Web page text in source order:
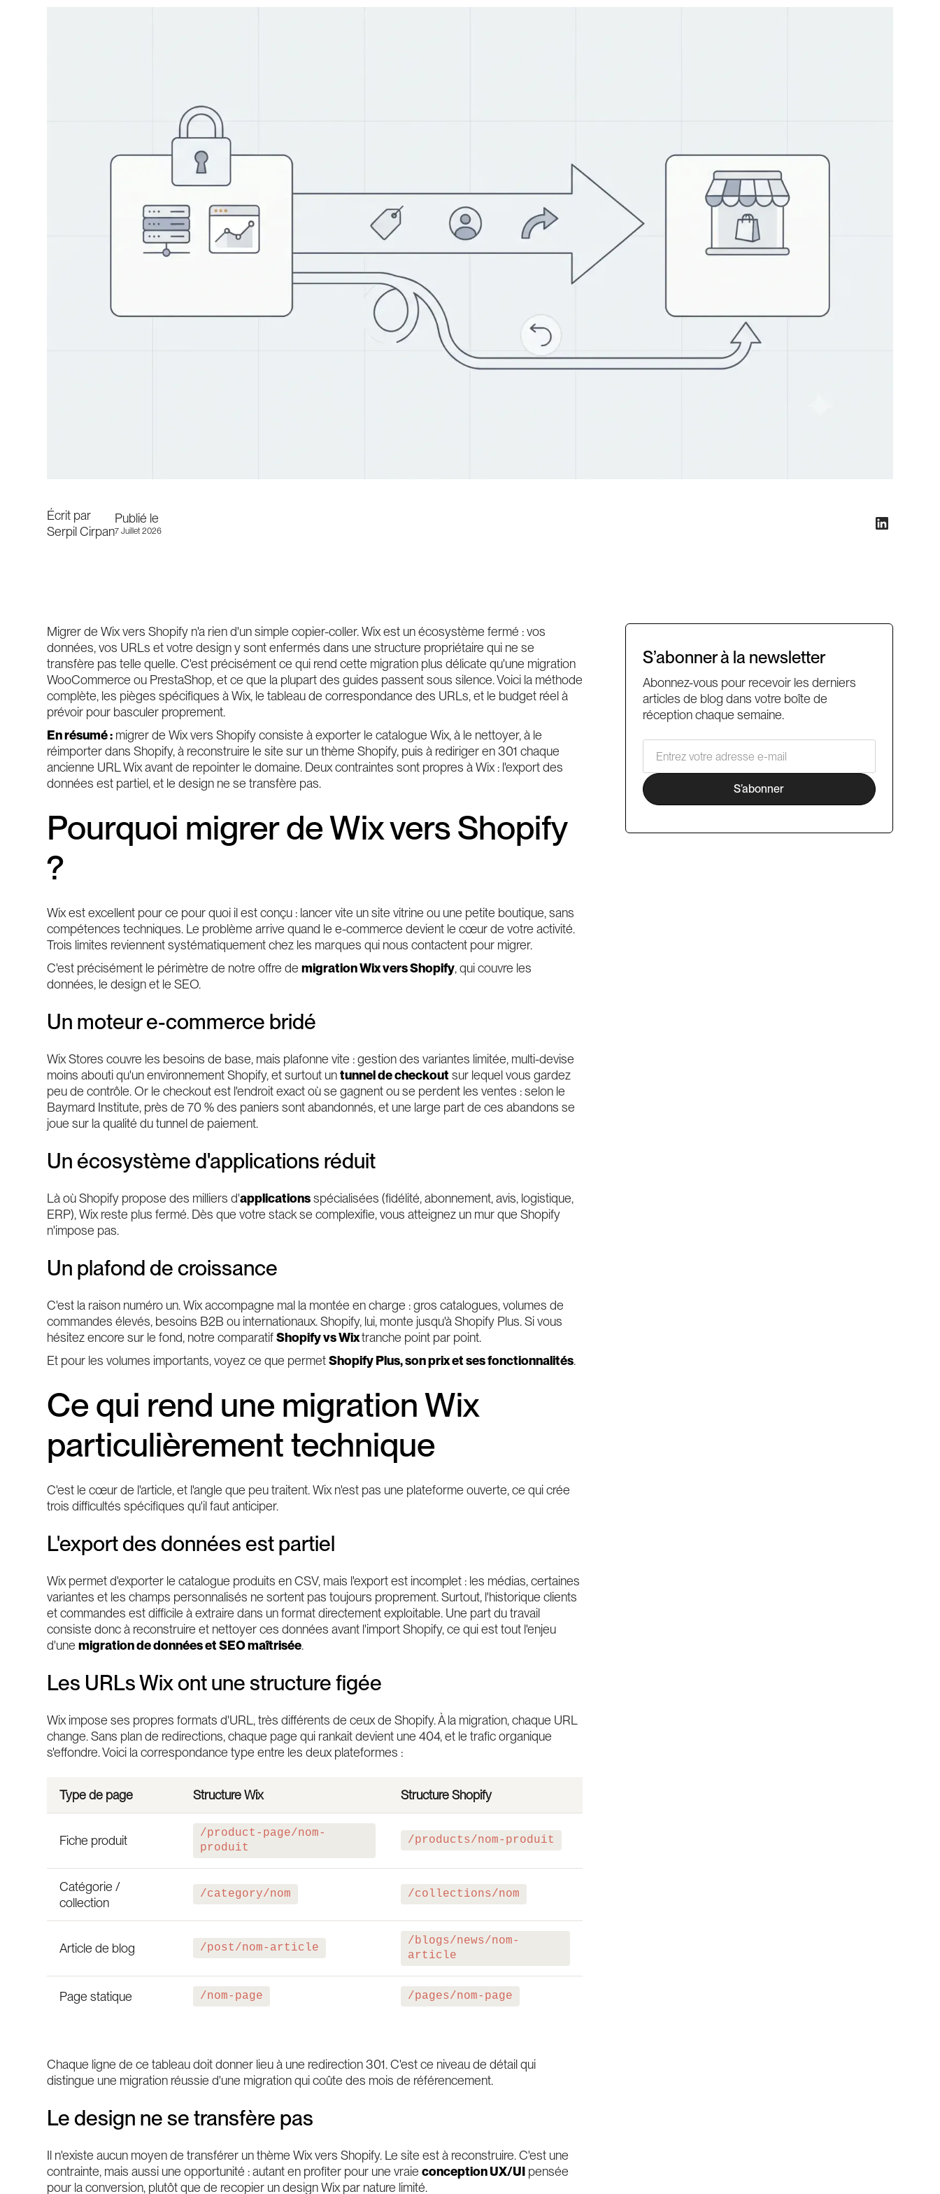
Écrit par
Serpil Cirpan
Publié le
7 Juillet 2026
Migrer de Wix vers Shopify n'a rien d'un simple copier-coller. Wix est un écosystème fermé : vos
données, vos URLs et votre design y sont enfermés dans une structure propriétaire qui ne se
transfère pas telle quelle. C'est précisément ce qui rend cette migration plus délicate qu'une migration
WooCommerce ou PrestaShop, et ce que la plupart des guides passent sous silence. Voici la méthode
complète, les pièges spécifiques à Wix, le tableau de correspondance des URLs, et le budget réel à
prévoir pour basculer proprement.
En résumé : migrer de Wix vers Shopify consiste à exporter le catalogue Wix, à le nettoyer, à le
réimporter dans Shopify, à reconstruire le site sur un thème Shopify, puis à rediriger en 301 chaque
ancienne URL Wix avant de repointer le domaine. Deux contraintes sont propres à Wix : l'export des
données est partiel, et le design ne se transfère pas.
Pourquoi migrer de Wix vers Shopify
?
Wix est excellent pour ce pour quoi il est conçu : lancer vite un site vitrine ou une petite boutique, sans
compétences techniques. Le problème arrive quand le e-commerce devient le cœur de votre activité.
Trois limites reviennent systématiquement chez les marques qui nous contactent pour migrer.
C'est précisément le périmètre de notre offre demigration Wix vers Shopify, qui couvre les
données, le design et le SEO.
Un moteur e-commerce bridé
Wix Stores couvre les besoins de base, mais plafonne vite : gestion des variantes limitée, multi-devise
moins abouti qu'un environnement Shopify, et surtout untunnel de checkoutsur lequel vous gardez
peu de contrôle. Or le checkout est l'endroit exact où se gagnent ou se perdent les ventes : selon le
Baymard Institute, près de 70 % des paniers sont abandonnés, et une large part de ces abandons se
joue sur la qualité du tunnel de paiement.
Un écosystème d'applications réduit
Là où Shopify propose des milliers d'applicationsspécialisées (fidélité, abonnement, avis, logistique,
ERP), Wix reste plus fermé. Dès que votre stack se complexifie, vous atteignez un mur que Shopify
n'impose pas.
Un plafond de croissance
C'est la raison numéro un. Wix accompagne mal la montée en charge : gros catalogues, volumes de
commandes élevés, besoins B2B ou internationaux. Shopify, lui, monte jusqu'à Shopify Plus. Si vous
hésitez encore sur le fond, notre comparatifShopify vs Wixtranche point par point.
Et pour les volumes importants, voyez ce que permetShopify Plus, son prix et ses fonctionnalités.
Ce qui rend une migration Wix
particulièrement technique
C'est le cœur de l'article, et l'angle que peu traitent. Wix n'est pas une plateforme ouverte, ce qui crée
trois difficultés spécifiques qu'il faut anticiper.
L'export des données est partiel
Wix permet d'exporter le catalogue produits en CSV, mais l'export est incomplet : les médias, certaines
variantes et les champs personnalisés ne sortent pas toujours proprement. Surtout, l'historique clients
et commandes est difficile à extraire dans un format directement exploitable. Une part du travail
consiste donc à reconstruire et nettoyer ces données avant l'import Shopify, ce qui est tout l'enjeu
d'unemigration de données et SEO maîtrisée.
Les URLs Wix ont une structure figée
Wix impose ses propres formats d'URL, très différents de ceux de Shopify. À la migration, chaque URL
change. Sans plan de redirections, chaque page qui rankait devient une 404, et le trafic organique
s'effondre. Voici la correspondance type entre les deux plateformes :
Type de page Structure Wix Structure Shopify
Fiche produit
/product-page/nom-
produit
/products/nom-produit
Catégorie /
collection
/category/nom /collections/nom
Article de blog /post/nom-article
/blogs/news/nom-
article
Page statique /nom-page /pages/nom-page
Chaque ligne de ce tableau doit donner lieu à une redirection 301. C'est ce niveau de détail qui
distingue une migration réussie d'une migration qui coûte des mois de référencement.
Le design ne se transfère pas
Il n'existe aucun moyen de transférer un thème Wix vers Shopify. Le site est à reconstruire. C'est une
contrainte, mais aussi une opportunité : autant en profiter pour une vraieconception UX/UI pensée
pour la conversion, plutôt que de recopier un design Wix par nature limité.
S’abonner à la newsletter
Abonnez-vous pour recevoir les derniers
articles de blog dans votre boîte de
réception chaque semaine.